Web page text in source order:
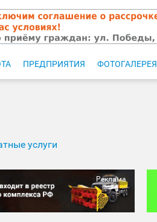
ПРЕДПРИЯТИЯ ФОТОГАЛЕРЕЯ
услуги
Реклама